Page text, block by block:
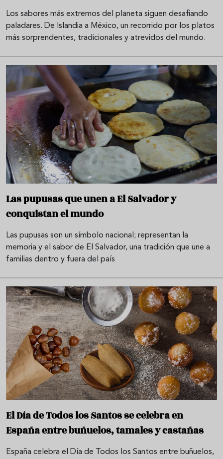
Los sabores más extremos del planeta siguen desafiando
paladares. De Islandia a México, un recorrido por los platos
más sorprendentes, tradicionales y atrevidos del mundo.
Las pupusas que unen a El Salvador y
conquistan el mundo
Las pupusas son un símbolo nacional; representan la
memoria y el sabor de El Salvador, una tradición que une a
familias dentro y fuera del país
El Día de Todos los Santos se celebra en
España entre buñuelos, tamales y castañas
España celebra el Día de Todos los Santos entre buñuelos,